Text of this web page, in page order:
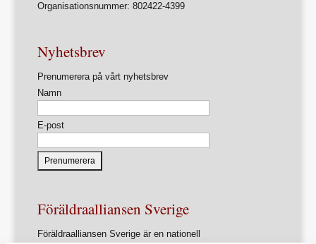
Organisationsnummer: 802422-4399
Nyhetsbrev
Prenumerera på vårt nyhetsbrev
Namn
E-post
Föräldraalliansen Sverige
Föräldraalliansen Sverige är en nationell